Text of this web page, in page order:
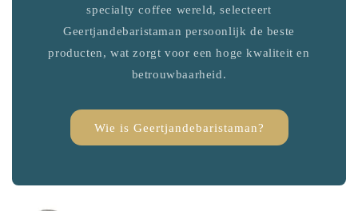
specialty coffee wereld, selecteert
Geertjandebaristaman persoonlijk de beste
producten, wat zorgt voor een hoge kwaliteit en
betrouwbaarheid.
Wie is Geertjandebaristaman?